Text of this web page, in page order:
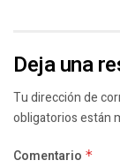
Deja una
Tu dirección de
obligatorios están
Comentario *